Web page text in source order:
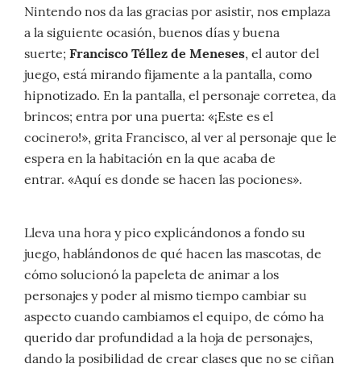
Nintendo nos da las gracias por asistir, nos emplaza
a la siguiente ocasión, buenos días y buena
suerte; Francisco Téllez de Meneses, el autor del
juego, está mirando fijamente a la pantalla, como
hipnotizado. En la pantalla, el personaje corretea, da
brincos; entra por una puerta: «¡Este es el
cocinero!», grita Francisco, al ver al personaje que le
espera en la habitación en la que acaba de
entrar. «Aquí es donde se hacen las pociones».
Lleva una hora y pico explicándonos a fondo su
juego, hablándonos de qué hacen las mascotas, de
cómo solucionó la papeleta de animar a los
personajes y poder al mismo tiempo cambiar su
aspecto cuando cambiamos el equipo, de cómo ha
querido dar profundidad a la hoja de personajes,
dando la posibilidad de crear clases que no se ciñan